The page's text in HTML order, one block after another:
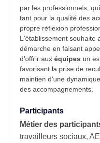
par les professionnels,
tant pour la qualité des
propre réflexion
L'établissement souhaite
démarche en faisant
d'offrir aux équipes un
favorisant la prise de
maintien d'une
des accompagnements.
Participants
Métier des
travailleurs sociaux,